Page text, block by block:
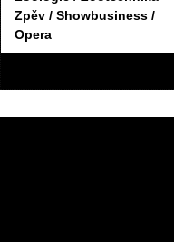
Zpěv / Showbusiness /
Opera